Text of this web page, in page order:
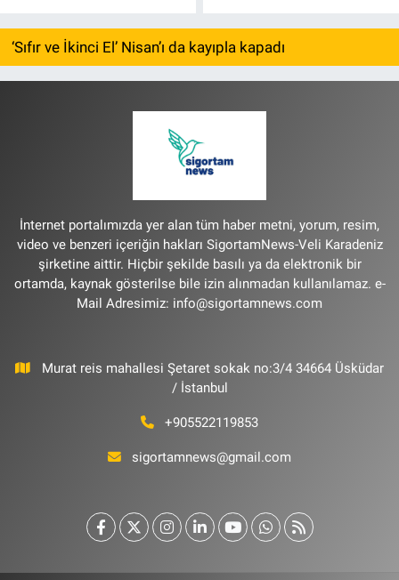
‘Sıfır ve İkinci El’ Nisan’ı da kayıpla kapadı
İnternet portalımızda yer alan tüm haber metni, yorum, resim,
video ve benzeri içeriğin hakları SigortamNews-Veli Karadeniz
şirketine aittir. Hiçbir şekilde basılı ya da elektronik bir
ortamda, kaynak gösterilse bile izin alınmadan kullanılamaz. e-
Mail Adresimiz: info@sigortamnews.com
Murat reis mahallesi Şetaret sokak no:3/4 34664 Üsküdar
/ İstanbul
+905522119853
sigortamnews@gmail.com